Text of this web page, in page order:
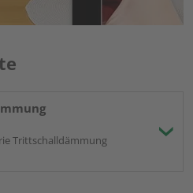
Trittschalldämmung